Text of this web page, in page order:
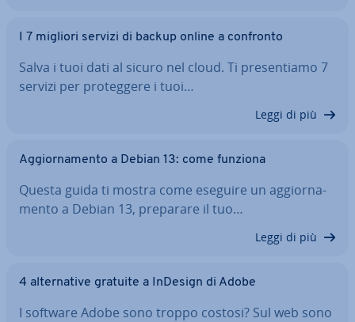
I 7 migliori servizi di backup online a confronto
Salva i tuoi dati al sicuro nel cloud. Ti pre­sen­tia­mo 7
servizi per pro­teg­ge­re i tuoi…
Leggi di più
Ag­gior­na­men­to a Debian 13: come funziona
Questa guida ti mostra come eseguire un ag­gior­na­
men­to a Debian 13, preparare il tuo…
Leggi di più
4 al­ter­na­ti­ve gratuite a InDesign di Adobe
I software Adobe sono troppo costosi? Sul web sono